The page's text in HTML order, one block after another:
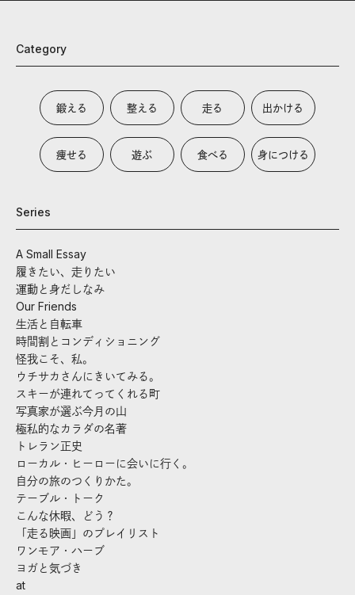
Category
鍛える 整える 走る 出かける
痩せる 遊ぶ 食べる 身につける
Series
A Small Essay
履きたい、走りたい
運動と身だしなみ
Our Friends
生活と自転車
時間割とコンディショニング
怪我こそ、私。
ウチサカさんにきいてみる。
スキーが連れてってくれる町
写真家が選ぶ今月の山
極私的なカラダの名著
トレラン正史
ローカル・ヒーローに会いに行く。
自分の旅のつくりかた。
テーブル・トーク
こんな休暇、どう？
「走る映画」のプレイリスト
ワンモア・ハーブ
ヨガと気づき
at